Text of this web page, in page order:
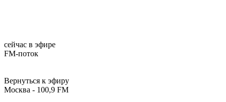
сейчас в эфире
FM-поток
Вернуться к эфиру
Москва - 100,9 FM